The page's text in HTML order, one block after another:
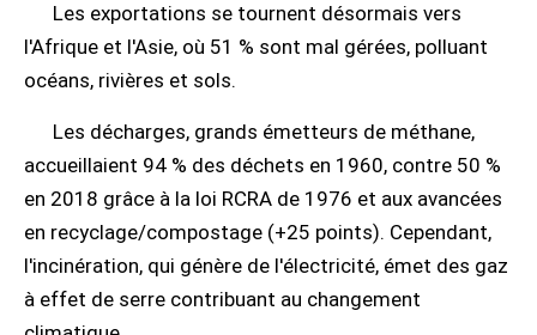
Les exportations se tournent désormais vers
l'Afrique et l'Asie, où 51 % sont mal gérées, polluant
océans, rivières et sols.
Les décharges, grands émetteurs de méthane,
accueillaient 94 % des déchets en 1960, contre 50 %
en 2018 grâce à la loi RCRA de 1976 et aux avancées
en recyclage/compostage (+25 points). Cependant,
l'incinération, qui génère de l'électricité, émet des gaz
à effet de serre contribuant au changement